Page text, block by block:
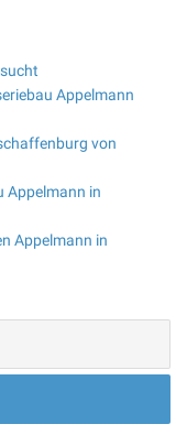
Appelmann
von
Appelmann in
Appelmann in